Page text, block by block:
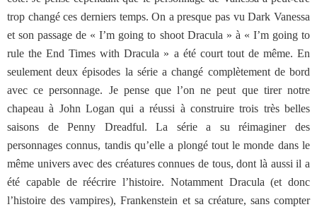
trop changé ces derniers temps. On a presque pas vu Dark Vanessa
et son passage de « I’m going to shoot Dracula » à « I’m going to
rule the End Times with Dracula » a été court tout de même. En
seulement deux épisodes la série a changé complètement de bord
avec ce personnage. Je pense que l’on ne peut que tirer notre
chapeau à John Logan qui a réussi à construire trois très belles
saisons de Penny Dreadful. La série a su réimaginer des
personnages connus, tandis qu’elle a plongé tout le monde dans le
même univers avec des créatures connues de tous, dont là aussi il a
été capable de réécrire l’histoire. Notamment Dracula (et donc
l’histoire des vampires), Frankenstein et sa créature, sans compter